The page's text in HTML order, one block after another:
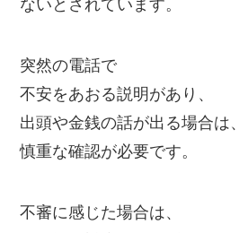
ないとされています。
突然の電話で
不安をあおる説明があり、
出頭や金銭の話が出る場合は、
慎重な確認が必要です。
不審に感じた場合は、